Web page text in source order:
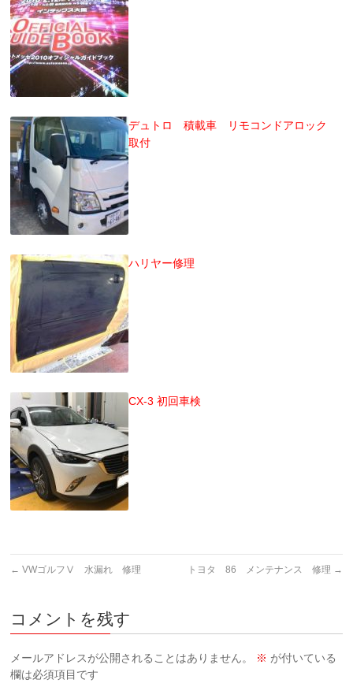
デュトロ 積載車 リモコンドアロック
取付
ハリヤー修理
CX-3 初回車検
← VWゴルフⅤ 水漏れ 修理 トヨタ 86 メンテナンス 修理 →
コメントを残す
メールアドレスが公開されることはありません。 ※ が付いている
欄は必須項目です